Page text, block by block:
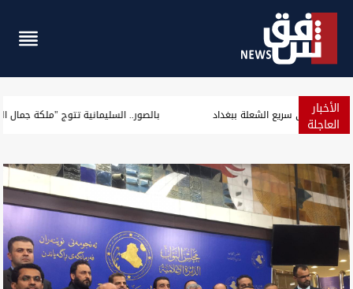
الأخبار
العاجلة النيران تجدد اشتعالها في موقع حادث الصهريج على سريع الشعلة